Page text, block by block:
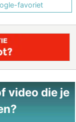
favoriet
video die je